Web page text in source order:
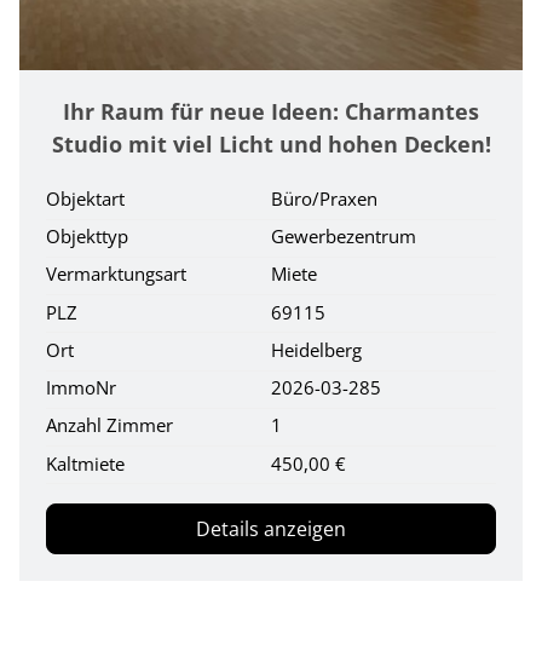
Ihr Raum für neue Ideen: Charmantes
Studio mit viel Licht und hohen Decken!
Objektart
Büro/Praxen
Objekttyp
Gewerbezentrum
Vermarktungsart
Miete
PLZ
69115
Ort
Heidelberg
ImmoNr
2026-03-285
Anzahl Zimmer
1
Kaltmiete
450,00 €
Details anzeigen